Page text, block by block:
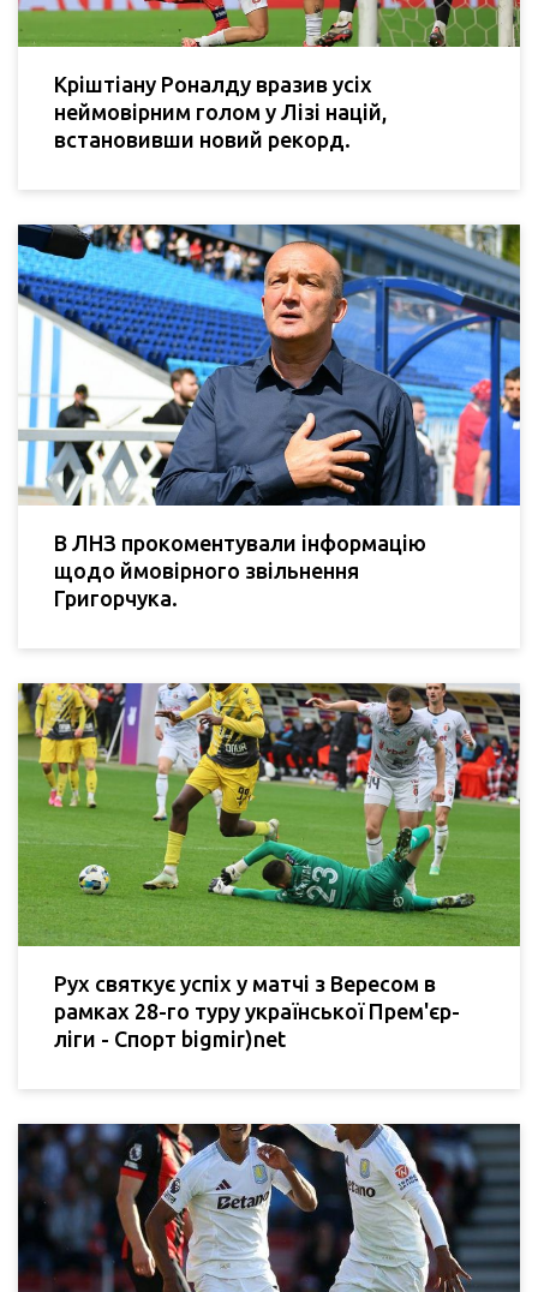
Кріштіану Роналду вразив усіх
неймовірним голом у Лізі націй,
встановивши новий рекорд.
В ЛНЗ прокоментували інформацію
щодо ймовірного звільнення
Григорчука.
Рух святкує успіх у матчі з Вересом в
рамках 28-го туру української Прем'єр-
ліги - Спорт bigmir)net